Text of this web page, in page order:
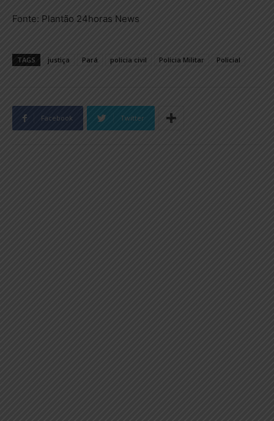
Fonte: Plantão 24horas News
TAGS justiça Pará policia civil Policia Militar Policial
Facebook Twitter